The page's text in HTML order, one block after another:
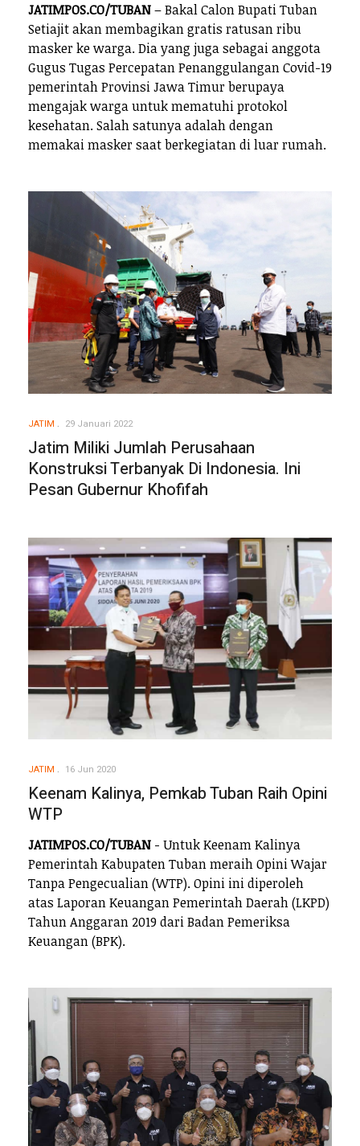
JATIMPOS.CO/TUBAN– Bakal Calon Bupati Tuban
Setiajit akan membagikan gratis ratusan ribu
masker ke warga. Dia yang juga sebagai anggota
Gugus Tugas Percepatan Penanggulangan Covid-19
pemerintah Provinsi Jawa Timur berupaya
mengajak warga untuk mematuhi protokol
kesehatan. Salah satunya adalah dengan
memakai masker saat berkegiatan di luar rumah.
JATIM 29 Januari 2022
Jatim Miliki Jumlah Perusahaan
Konstruksi Terbanyak Di Indonesia. Ini
Pesan Gubernur Khofifah
JATIM 16 Jun 2020
Keenam Kalinya, Pemkab Tuban Raih Opini
WTP
JATIMPOS.CO/TUBAN - Untuk Keenam Kalinya
Pemerintah Kabupaten Tuban meraih Opini Wajar
Tanpa Pengecualian (WTP). Opini ini diperoleh
atas Laporan Keuangan Pemerintah Daerah (LKPD)
Tahun Anggaran 2019 dari Badan Pemeriksa
Keuangan (BPK).